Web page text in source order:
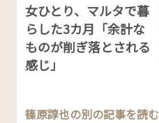
女ひとり、マルタで暮
らした3カ月「余計な
ものが削ぎ落とされる
感じ」
篠原諄也の別の記事を読む